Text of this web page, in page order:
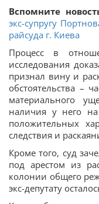
Вспомните
экс-супругу
райсуда г. Киева
Процесс в
исследования
признал вину и
обстоятельства –
материального
наличия у него
положительных
следствия и
Кроме того, суд
под арестом из
колонии общего
экс-депутату